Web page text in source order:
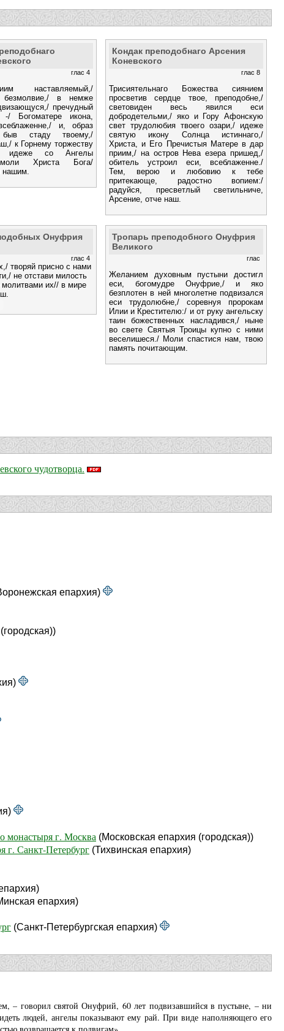
глас 4
наставляемый,/
безмолвие,/ в немже
пречудный
Богоматере икона,
и, образ
быв стаду твоему,/
к Горнему торжеству
идеже со Ангелы
моли Христа Бога/
нашим.
Кондак преподобнаго Арсения
Коневского
глас 8
Трисиятельнаго Божества сиянием
просветив сердце твое, преподобне,/
световиден весь явился еси
добродетельми,/ яко и Гору Афонскую
свет трудолюбия твоего озари,/ идеже
святую икону Солнца истиннаго,/
Христа, и Его Пречистыя Матере в дар
приим,/ на остров Нева езера пришед,/
обитель устроил еси, всеблаженне./
Тем, верою и любовию к тебе
притекающе, радостно вопием:/
радуйся, пресветлый светильниче,
Арсение, отче наш.
Онуфрия
глас 4
творяй присно с нами
не отстави милость
их// в мире
Тропарь преподобного Онуфрия
Великого
глас
Желанием духовным пустыни достигл
еси, богомудре Онуфрие,/ и яко
безплотен в ней многолетне подвизался
еси трудолюбне,/ соревнуя пророкам
Илии и Крестителю:/ и от руку ангельску
таин божественных насладився,/ ныне
во свете Святыя Троицы купно с ними
веселишеся./ Моли спастися нам, твою
память почитающим.
чудотворца.
епархия)
монастыря г. Москва (Московская епархия (городская))
г. Санкт-Петербург (Тихвинская епархия)
епархия)
(Санкт-Петербургская епархия)
– говорил святой Онуфрий, 60 лет подвизавшийся в пустыне, – ни
людей, ангелы показывают ему рай. При виде наполняющего его